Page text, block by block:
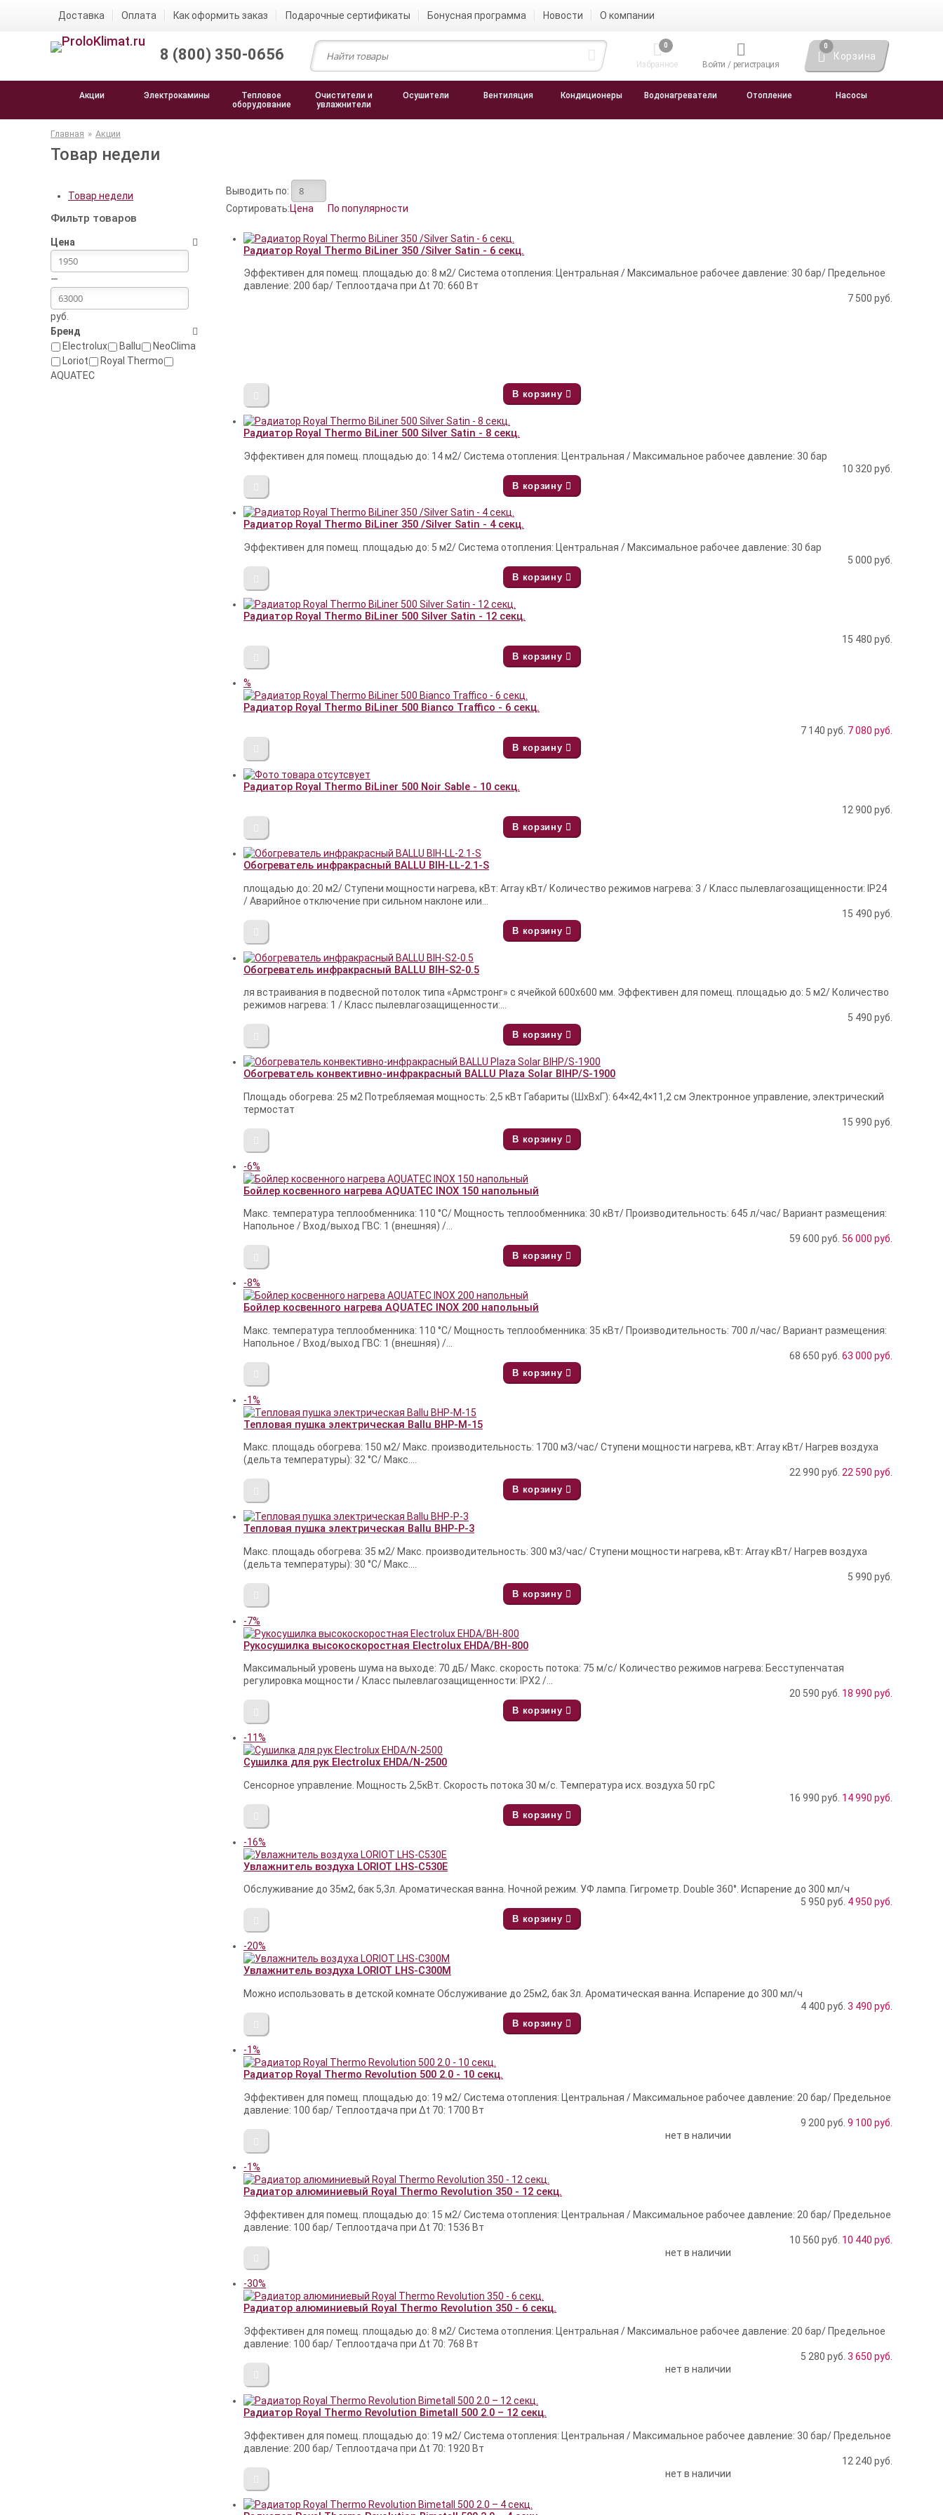
Доставка Оплата Как оформить заказ Подарочные сертификаты Бонусная программа Новости О компании
8 (800) 350-0656
0
Избранное Войти / регистрация
0
Корзина
Акции Электрокамины
Тепловое
оборудование
Очистители и
увлажнители
Осушители Вентиляция Кондиционеры Водонагреватели Отопление Насосы
Главная » Акции
Товар недели
Товар недели
Фильтр товаров
Цена
—
руб.
Бренд
Electrolux
Ballu
NeoClima
Loriot
Royal Thermo
AQUATEC
Выводить по:
Сортировать:Цена По популярности
Радиатор Royal Thermo BiLiner 350 /Silver Satin - 6 секц.
Эффективен для помещ. площадью до: 8 м2/ Система отопления: Центральная / Максимальное рабочее давление: 30 бар/ Предельное
давление: 200 бар/ Теплоотдача при Δt 70: 660 Вт
7 500 руб.
В корзину
Радиатор Royal Thermo BiLiner 500 Silver Satin - 8 секц.
Эффективен для помещ. площадью до: 14 м2/ Система отопления: Центральная / Максимальное рабочее давление: 30 бар
10 320 руб.
В корзину
Радиатор Royal Thermo BiLiner 350 /Silver Satin - 4 секц.
Эффективен для помещ. площадью до: 5 м2/ Система отопления: Центральная / Максимальное рабочее давление: 30 бар
5 000 руб.
В корзину
Радиатор Royal Thermo BiLiner 500 Silver Satin - 12 секц.
15 480 руб.
В корзину
%
Радиатор Royal Thermo BiLiner 500 Bianco Traffico - 6 секц.
7 140 руб. 7 080 руб.
В корзину
Радиатор Royal Thermo BiLiner 500 Noir Sable - 10 секц.
12 900 руб.
В корзину
Обогреватель инфракрасный BALLU BIH-LL-2.1-S
площадью до: 20 м2/ Ступени мощности нагрева, кВт: Array кВт/ Количество режимов нагрева: 3 / Класс пылевлагозащищенности: IP24
/ Аварийное отключение при сильном наклоне или...
15 490 руб.
В корзину
Обогреватель инфракрасный BALLU BIH-S2-0.5
ля встраивания в подвесной потолок типа «Армстронг» с ячейкой 600x600 мм. Эффективен для помещ. площадью до: 5 м2/ Количество
режимов нагрева: 1 / Класс пылевлагозащищенности:...
5 490 руб.
В корзину
Обогреватель конвективно-инфракрасный BALLU Plaza Solar BIHP/S-1900
Площадь обогрева: 25 м2 Потребляемая мощность: 2,5 кВт Габариты (ШxВxГ): 64×42,4×11,2 см Электронное управление, электрический
термостат
15 990 руб.
В корзину
-6%
Бойлер косвенного нагрева AQUATEC INOX 150 напольный
Макс. температура теплообменника: 110 °С/ Мощность теплообменника: 30 кВт/ Производительность: 645 л/час/ Вариант размещения:
Напольное / Вход/выход ГВС: 1 (внешняя) /...
59 600 руб. 56 000 руб.
В корзину
-8%
Бойлер косвенного нагрева AQUATEC INOX 200 напольный
Макс. температура теплообменника: 110 °С/ Мощность теплообменника: 35 кВт/ Производительность: 700 л/час/ Вариант размещения:
Напольное / Вход/выход ГВС: 1 (внешняя) /...
68 650 руб. 63 000 руб.
В корзину
-1%
Тепловая пушка электрическая Ballu BHP-M-15
Макс. площадь обогрева: 150 м2/ Макс. производительность: 1700 м3/час/ Ступени мощности нагрева, кВт: Array кВт/ Нагрев воздуха
(дельта температуры): 32 °С/ Макс....
22 990 руб. 22 590 руб.
В корзину
Тепловая пушка электрическая Ballu BHP-P-3
Макс. площадь обогрева: 35 м2/ Макс. производительность: 300 м3/час/ Ступени мощности нагрева, кВт: Array кВт/ Нагрев воздуха
(дельта температуры): 30 °С/ Макс....
5 990 руб.
В корзину
-7%
Рукосушилка высокоскоростная Electrolux EHDA/BH-800
Максимальный уровень шума на выходе: 70 дБ/ Макс. скорость потока: 75 м/с/ Количество режимов нагрева: Бесступенчатая
регулировка мощности / Класс пылевлагозащищенности: IPX2 /...
20 590 руб. 18 990 руб.
В корзину
-11%
Cушилка для рук Electrolux EHDA/N-2500
Сенсорное управление. Мощность 2,5кВт. Скорость потока 30 м/с. Температура исх. воздуха 50 грС
16 990 руб. 14 990 руб.
В корзину
-16%
Увлажнитель воздуха LORIOT LHS-C530E
Обслуживание до 35м2, бак 5,3л. Ароматическая ванна. Ночной режим. УФ лампа. Гигрометр. Double 360°. Испарение до 300 мл/ч
5 950 руб. 4 950 руб.
В корзину
-20%
Увлажнитель воздуха LORIOT LHS-C300M
Можно использовать в детской комнате Обслуживание до 25м2, бак 3л. Ароматическая ванна. Испарение до 300 мл/ч
4 400 руб. 3 490 руб.
В корзину
-1%
Радиатор Royal Thermo Revolution 500 2.0 - 10 секц.
Эффективен для помещ. площадью до: 19 м2/ Система отопления: Центральная / Максимальное рабочее давление: 20 бар/ Предельное
давление: 100 бар/ Теплоотдача при Δt 70: 1700 Вт
9 200 руб. 9 100 руб.
нет в наличии
-1%
Радиатор алюминиевый Royal Thermo Revolution 350 - 12 секц.
Эффективен для помещ. площадью до: 15 м2/ Система отопления: Центральная / Максимальное рабочее давление: 20 бар/ Предельное
давление: 100 бар/ Теплоотдача при Δt 70: 1536 Вт
10 560 руб. 10 440 руб.
нет в наличии
-30%
Радиатор алюминиевый Royal Thermo Revolution 350 - 6 секц.
Эффективен для помещ. площадью до: 8 м2/ Система отопления: Центральная / Максимальное рабочее давление: 20 бар/ Предельное
давление: 100 бар/ Теплоотдача при Δt 70: 768 Вт
5 280 руб. 3 650 руб.
нет в наличии
Радиатор Royal Thermo Revolution Bimetall 500 2.0 – 12 секц.
Эффективен для помещ. площадью до: 19 м2/ Система отопления: Центральная / Максимальное рабочее давление: 30 бар/ Предельное
давление: 200 бар/ Теплоотдача при Δt 70: 1920 Вт
12 240 руб.
нет в наличии